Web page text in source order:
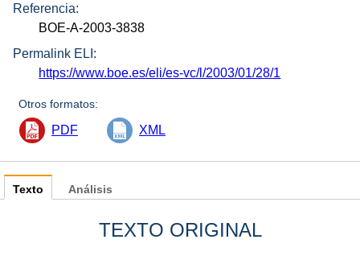
Referencia:
BOE-A-2003-3838
Permalink ELI:
https://www.boe.es/eli/es-vc/l/2003/01/28/1
Otros formatos:
PDF XML
Texto
TEXTO ORIGINAL
Análisis